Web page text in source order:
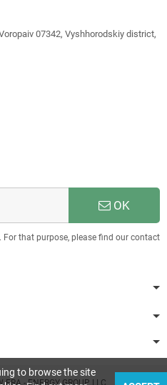
07342, Vyshhorodskiy district,
OK
that purpose, please find our contact
- ENERGY GROUP LLC
to browse the site